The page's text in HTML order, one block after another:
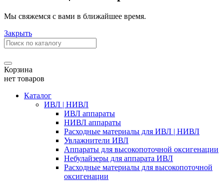
Мы свяжемся с вами в ближайшее время.
Закрыть
Корзина
нет товаров
Каталог
ИВЛ | НИВЛ
ИВЛ аппараты
НИВЛ аппараты
Расходные материалы для ИВЛ | НИВЛ
Увлажнители ИВЛ
Аппараты для высокопоточной оксигенации
Небулайзеры для аппарата ИВЛ
Расходные материалы для высокопоточной
оксигенации